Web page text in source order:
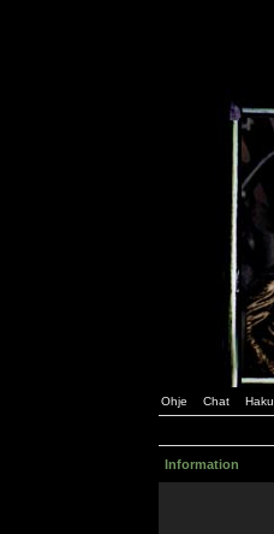
Ohje Chat Haku
Information